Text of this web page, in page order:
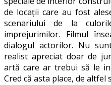
de locații care au fost
scenariului de la
imprejurimilor. Filmul
dialogul actorilor. Nu
realist apreciat doar de
artă care ar trebui să le
Cred că asta place, de altfel